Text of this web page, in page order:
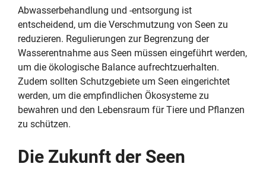
Abwasserbehandlung und -entsorgung ist
entscheidend, um die Verschmutzung von Seen zu
reduzieren. Regulierungen zur Begrenzung der
Wasserentnahme aus Seen müssen eingeführt werden,
um die ökologische Balance aufrechtzuerhalten.
Zudem sollten Schutzgebiete um Seen eingerichtet
werden, um die empfindlichen Ökosysteme zu
bewahren und den Lebensraum für Tiere und Pflanzen
zu schützen.
Die Zukunft der Seen